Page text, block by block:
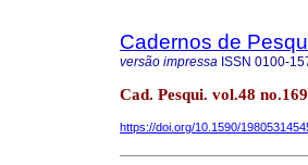
Cadernos de
versão impressa ISSN 0100-
Cad. Pesqui. vol.48
https://doi.org/10.1590/